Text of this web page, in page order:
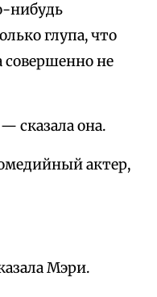
нибудь
глупа, что
совершенно не
сказала она.
актер,
Мэри.